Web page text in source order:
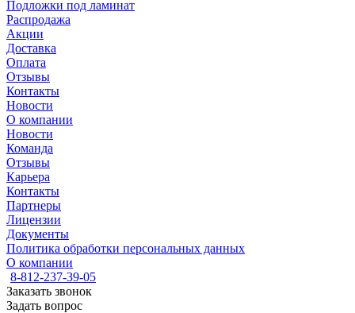
Подложки под ламинат
Распродажа
Акции
Доставка
Оплата
Отзывы
Контакты
Новости
О компании
Новости
Команда
Отзывы
Карьера
Контакты
Партнеры
Лицензии
Документы
Политика обработки персональных данных
О компании
8-812-237-39-05
Заказать звонок
Задать вопрос